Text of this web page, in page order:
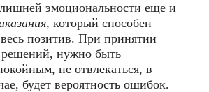
эмоциональности еще и
, который способен
позитив. При принятии
решений, нужно быть
не отвлекаться, в
будет вероятность ошибок.